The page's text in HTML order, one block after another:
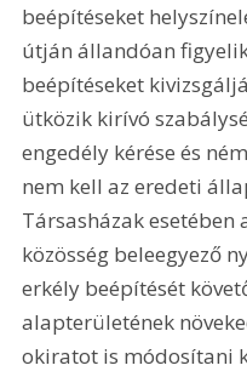
beépítéseket
útján állandóan
beépítéseket
ütközik kirívó
engedély kérése és
nem kell az eredeti
Társasházak
közösség beleegyező
erkély beépítését
alapterületének
okiratot is módosítani